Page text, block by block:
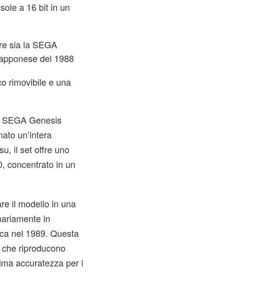
a 16 bit in un
sia la SEGA
del 1988
rimovibile e una
Genesis
un’intera
il set offre uno
concentrato in un
il modello in una
in
nel 1989. Questa
riproducono
accuratezza per i